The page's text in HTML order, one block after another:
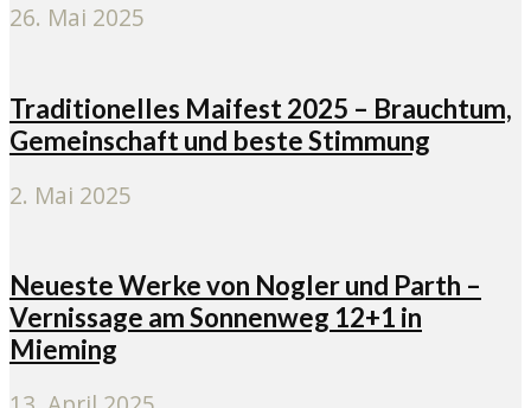
26. Mai 2025
Traditionelles Maifest 2025 – Brauchtum,
Gemeinschaft und beste Stimmung
2. Mai 2025
Neueste Werke von Nogler und Parth –
Vernissage am Sonnenweg 12+1 in
Mieming